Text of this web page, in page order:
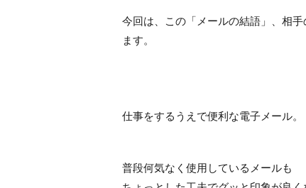
今回は、この「メールの結語」、相
ます。
仕事をするうえで便利な電子メール。
普段何気なく使用しているメールも